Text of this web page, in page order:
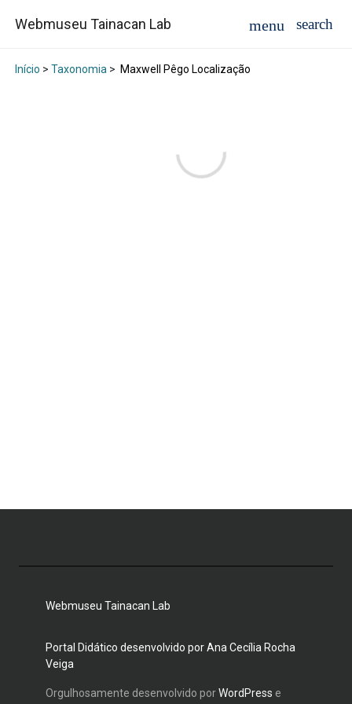
Webmuseu Tainacan Lab
Início > Taxonomia> Maxwell Pêgo Localização
Webmuseu Tainacan Lab
Portal Didático desenvolvido por Ana Cecília Rocha
Veiga
Orgulhosamente desenvolvido porWordPress e